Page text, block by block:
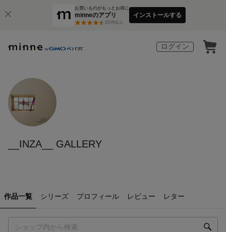
お買いものがもっとお得に
minneのアプリ
3万件以上
インストールする
ログイン
__INZA__ GALLERY
作品一覧 シリーズ プロフィール レビュー レター